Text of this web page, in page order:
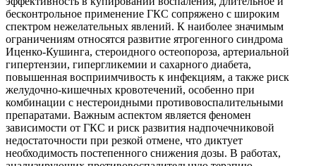
бесконтрольное применение ГКС сопряжено с широким
спектром нежелательных явлений. К наиболее значимым
ограничениям относятся развитие ятрогенного синдрома
Иценко-Кушинга, стероидного остеопороза, артериальной
гипертензии, гипергликемии и сахарного диабета,
повышенная восприимчивость к инфекциям, а также риск
желудочно-кишечных кровотечений, особенно при
комбинации с нестероидными противовоспалительными
препаратами. Важным аспектом является феномен
зависимости от ГКС и риск развития надпочечниковой
недостаточности при резкой отмене, что диктует
необходимость постепенного снижения дозы. В работах,